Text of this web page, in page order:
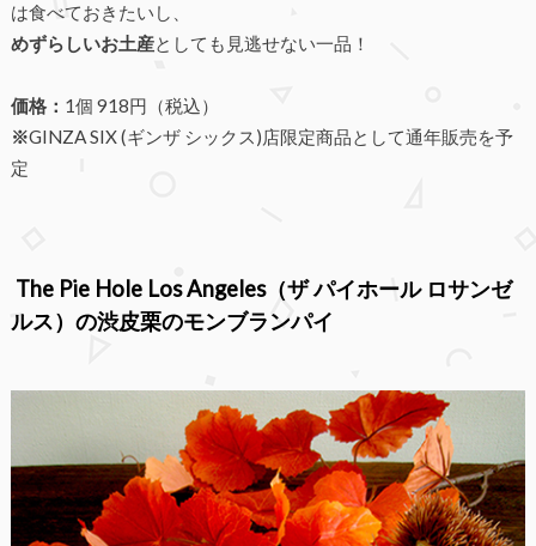
は食べておきたいし、
めずらしいお土産としても見逃せない一品！
価格： 1個 918円（税込）
※GINZA SIX (ギンザ シックス)店限定商品として通年販売を予
定
The Pie Hole Los Angeles（ザ パイホール ロサンゼ
ルス）の渋皮栗のモンブランパイ